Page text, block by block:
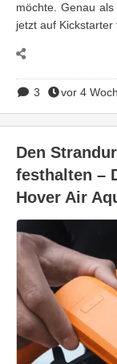
möchte. Genau
jetzt auf Kickstarter
3 vor 4
Den
festhalten –
Hover Air